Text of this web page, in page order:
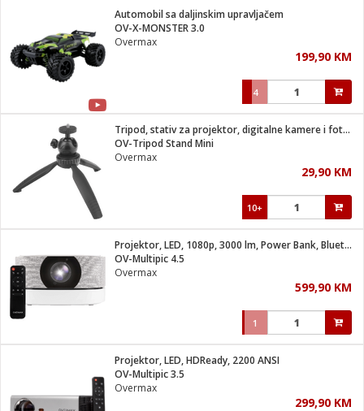
Sušilica
/ Zdravlje
za kosu
Automobil sa daljinskim upravljačem
OV-X-MONSTER 3.0
Overmax
199,90 KM
4
Tripod, stativ za projektor, digitalne kamere i foto aparate
OV-Tripod Stand Mini
Overmax
29,90 KM
10+
Projektor, LED, 1080p, 3000 lm, Power Bank, Bluetooth, WiFi
OV-Multipic 4.5
Overmax
599,90 KM
1
Projektor, LED, HDReady, 2200 ANSI
OV-Multipic 3.5
Overmax
299,90 KM